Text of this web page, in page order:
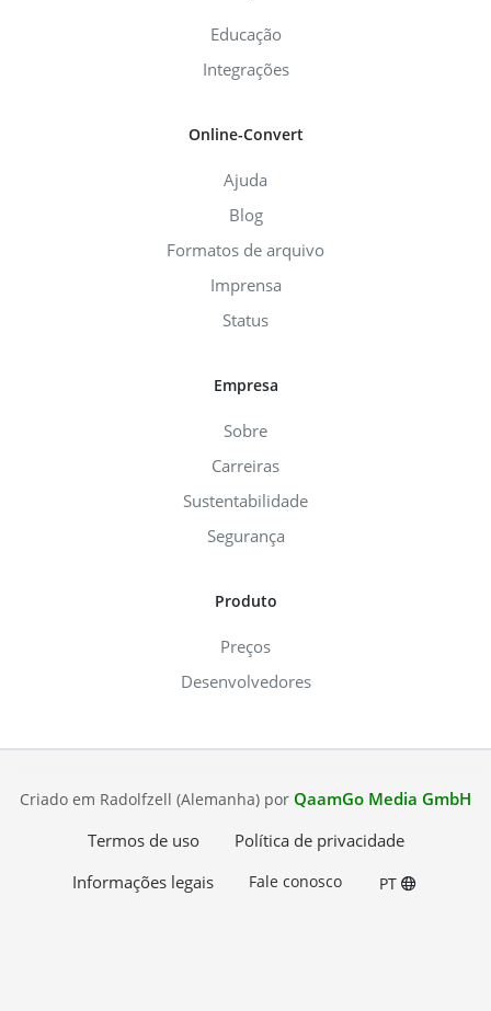
Educação
Integrações
Online-Convert
Ajuda
Blog
Formatos de arquivo
Imprensa
Status
Empresa
Sobre
Carreiras
Sustentabilidade
Segurança
Produto
Preços
Desenvolvedores
Criado em Radolfzell (Alemanha) por QaamGo Media GmbH
Termos de uso
Política de privacidade
Informações legais
Fale conosco PT